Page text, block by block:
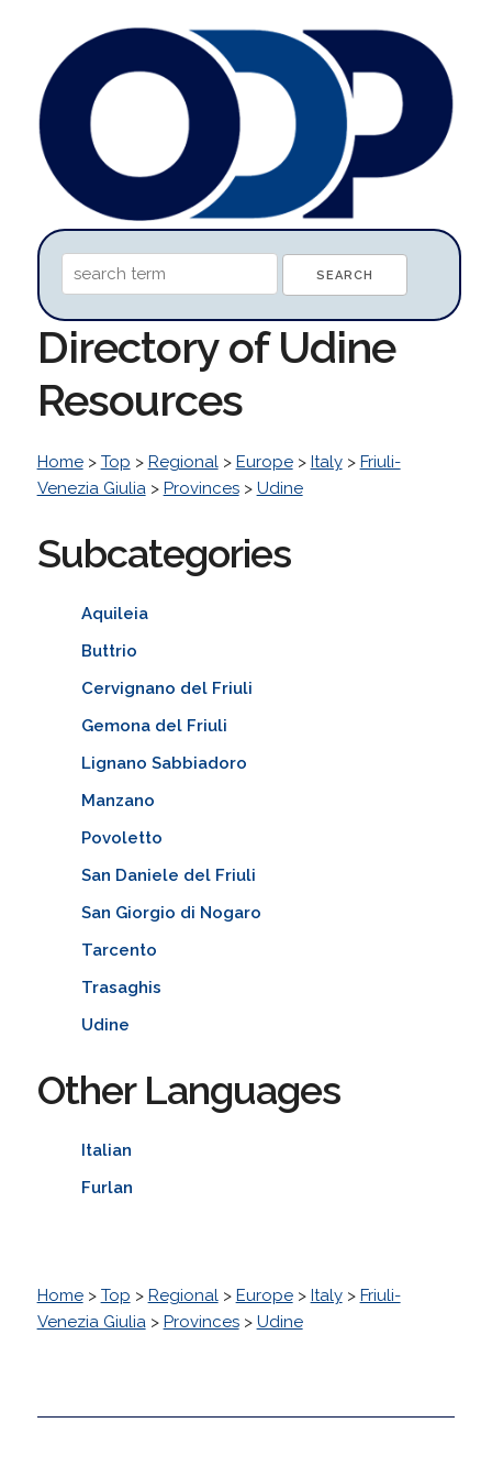
Directory of Udine
Resources
Home> Top > Regional> Europe> Italy> Friuli-
Venezia Giulia> Provinces> Udine
Subcategories
Aquileia
Buttrio
Cervignano del Friuli
Gemona del Friuli
Lignano Sabbiadoro
Manzano
Povoletto
San Daniele del Friuli
San Giorgio di Nogaro
Tarcento
Trasaghis
Udine
Other Languages
Italian
Furlan
Home> Top > Regional> Europe> Italy> Friuli-
Venezia Giulia> Provinces> Udine